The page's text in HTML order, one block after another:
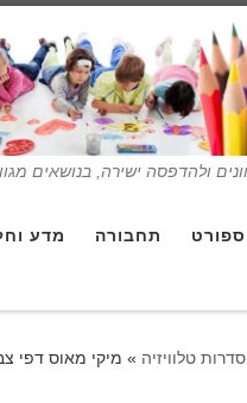
ולהדפסה ישירה, בנושאים
ספורט תחבורה מדע
סדרות טלוויזיה » מיקי מאוס דפי